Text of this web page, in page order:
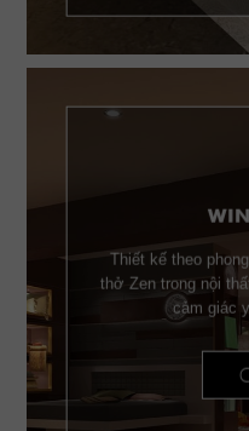
Thiết kế theo
thở Zen trong nội
cảm giác